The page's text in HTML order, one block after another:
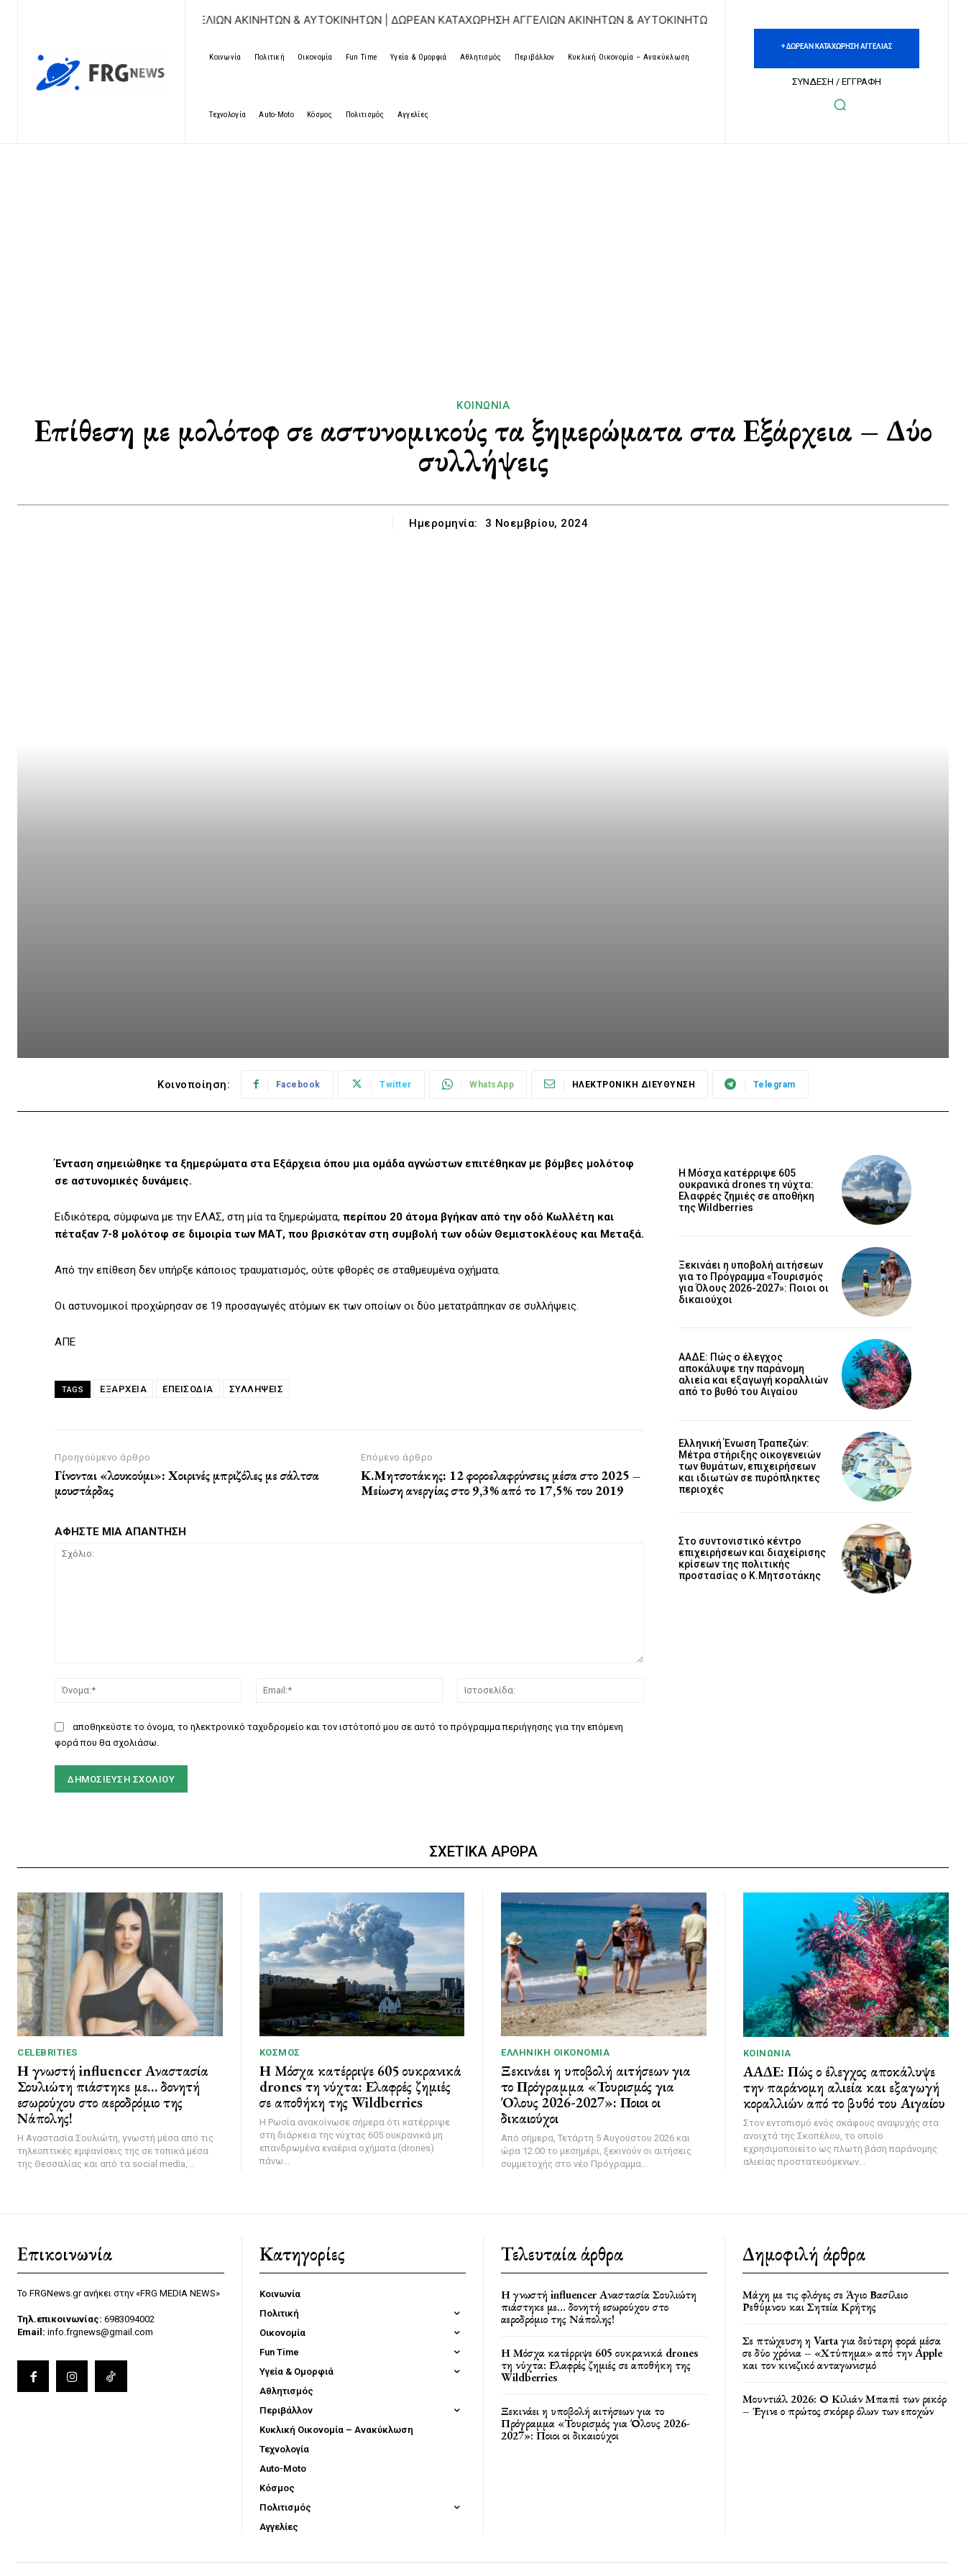
ΔΩΡΕΑΝ ΚΑΤΑΧΩΡΗΣΗ ΑΓΓΕΛΙΩΝ ΑΚΙΝΗΤΩΝ & ΑΥΤΟΚΙΝΗΤΩΝ | ΔΩΡΕΑΝ ΚΑΤΑΧΩΡΗΣΗ ΑΓΓΕΛΙΩΝ ΑΚΙΝΗΤΩΝ & ΑΥΤΟΚΙΝΗΤΩΝ | ΔΩΡΕΑΝ ΚΑΤΑΧΩΡΗΣΗ ΑΓΓΕΛΙΩΝ ΑΚΙΝΗΤΩΝ &
Κοινωνία Πολιτική Οικονομία Fun Time Υγεία & Ομορφιά Αθλητισμός Περιβάλλον Κυκλική Οικονομία – Ανακύκλωση
Τεχνολογία Auto-Moto Κόσμος Πολιτισμός Αγγελίες
+ ΔΩΡΕΑΝ ΚΑΤΑΧΩΡΗΣΗ ΑΓΓΕΛΙΑΣ
ΣΥΝΔΕΣΗ / ΕΓΓΡΑΦΗ
ΚΟΙΝΩΝΊΑ
Επίθεση με μολότοφ σε αστυνομικούς τα ξημερώματα στα Εξάρχεια – Δύο
συλλήψεις
Ημερομηνία: 3 Νοεμβρίου, 2024
Κοινοποίηση: Facebook Twitter WhatsApp ΗΛΕΚΤΡΟΝΙΚΗ ΔΙΕΥΘΥΝΣΗ Telegram
Ένταση σημειώθηκε τα ξημερώματα στα Εξάρχεια όπου μια ομάδα αγνώστων επιτέθηκαν με βόμβες μολότοφ
σε αστυνομικές δυνάμεις.
Ειδικότερα, σύμφωνα με την ΕΛΑΣ, στη μία τα ξημερώματα, περίπου 20 άτομα βγήκαν από την οδό Κωλλέτη και
πέταξαν 7-8 μολότοφ σε διμοιρία των ΜΑΤ, που βρισκόταν στη συμβολή των οδών Θεμιστοκλέους και Μεταξά.
Από την επίθεση δεν υπήρξε κάποιος τραυματισμός, ούτε φθορές σε σταθμευμένα οχήματα.
Οι αστυνομικοί προχώρησαν σε 19 προσαγωγές ατόμων εκ των οποίων οι δύο μετατράπηκαν σε συλλήψεις.
ΑΠΕ
TAGS ΕΞΆΡΧΕΙΑ ΕΠΕΙΣΌΔΙΑ ΣΥΛΛΗΨΕΙΣ
Προηγούμενο άρθρο
Γίνονται «λουκούμι»: Χοιρινές μπριζόλες με σάλτσα
μουστάρδας
Επόμενο άρθρο
Κ.Μητσοτάκης: 12 φοροελαφρύνσεις μέσα στο 2025 –
Μείωση ανεργίας στο 9,3% από το 17,5% του 2019
ΑΦΗΣΤΕ ΜΙΑ ΑΠΑΝΤΗΣΗ
Όνομα:*
Email:*
αποθηκεύστε το όνομα, το ηλεκτρονικό ταχυδρομείο και τον ιστότοπό μου σε αυτό το πρόγραμμα περιήγησης για την επόμενη
φορά που θα σχολιάσω.
Η Μόσχα κατέρριψε 605
ουκρανικά drones τη νύχτα:
Ελαφρές ζημιές σε αποθήκη
της Wildberries
Ξεκινάει η υποβολή αιτήσεων
για το Πρόγραμμα «Τουρισμός
για Όλους 2026-2027»: Ποιοι οι
δικαιούχοι
ΑΑΔΕ: Πώς ο έλεγχος
αποκάλυψε την παράνομη
αλιεία και εξαγωγή κοραλλιών
από το βυθό του Αιγαίου
Ελληνική Ένωση Τραπεζών:
Μέτρα στήριξης οικογενειών
των θυμάτων, επιχειρήσεων
και ιδιωτών σε πυρόπληκτες
περιοχές
Στο συντονιστικό κέντρο
επιχειρήσεων και διαχείρισης
κρίσεων της πολιτικής
προστασίας ο Κ.Μητσοτάκης
ΣΧΕΤΙΚΑ ΑΡΘΡΑ
CELEBRITIES
Η γνωστή influencer Αναστασία
Σουλιώτη πιάστηκε με… δονητή
εσωρούχου στο αεροδρόμιο της
Νάπολης!
Η Αναστασία Σουλιώτη, γνωστή μέσα από τις
τηλεοπτικές εμφανίσεις της σε τοπικά μέσα
της Θεσσαλίας και από τα social media,...
ΚΌΣΜΟΣ
Η Μόσχα κατέρριψε 605 ουκρανικά
drones τη νύχτα: Ελαφρές ζημιές
σε αποθήκη της Wildberries
Η Ρωσία ανακοίνωσε σήμερα ότι κατέρριψε
στη διάρκεια της νύχτας 605 ουκρανικά μη
επανδρωμένα εναέρια οχήματα (drones)
πάνω...
ΕΛΛΗΝΙΚΉ ΟΙΚΟΝΟΜΊΑ
Ξεκινάει η υποβολή αιτήσεων για
το Πρόγραμμα «Τουρισμός για
Όλους 2026-2027»: Ποιοι οι
δικαιούχοι
Από σήμερα, Τετάρτη 5 Αυγούστου 2026 και
ώρα 12:00 το μεσημέρι, ξεκινούν οι αιτήσεις
συμμετοχής στο νέο Πρόγραμμα...
ΚΟΙΝΩΝΊΑ
ΑΑΔΕ: Πώς ο έλεγχος αποκάλυψε
την παράνομη αλιεία και εξαγωγή
κοραλλιών από το βυθό του Αιγαίου
Στον εντοπισμό ενός σκάφους αναψυχής στα
ανοιχτά της Σκοπέλου, το οποίο
εχρησιμοποιείτο ως πλωτή βάση παράνομης
αλιείας προστατευόμενων...
Επικοινωνία
Το FRGNews.gr ανήκει στην «FRG MEDIA NEWS»
Τηλ.επικοινωνίας: 6983094002
Email: info.frgnews@gmail.com
Κατηγορίες
Κοινωνία
Πολιτική
Οικονομία
Fun Time
Υγεία & Ομορφιά
Αθλητισμός
Περιβάλλον
Κυκλική Οικονομία – Ανακύκλωση
Τεχνολογία
Auto-Moto
Κόσμος
Πολιτισμός
Αγγελίες
Τελευταία άρθρα
Η γνωστή influencer Αναστασία Σουλιώτη
πιάστηκε με… δονητή εσωρούχου στο
αεροδρόμιο της Νάπολης!
Η Μόσχα κατέρριψε 605 ουκρανικά drones
τη νύχτα: Ελαφρές ζημιές σε αποθήκη της
Wildberries
Ξεκινάει η υποβολή αιτήσεων για το
Πρόγραμμα «Τουρισμός για Όλους 2026-
2027»: Ποιοι οι δικαιούχοι
Δημοφιλή άρθρα
Μάχη με τις φλόγες σε Άγιο Βασίλειο
Ρεθύμνου και Σητεία Κρήτης
Σε πτώχευση η Varta για δεύτερη φορά μέσα
σε δύο χρόνια – «Χτύπημα» από την Apple
και τον κινεζικό ανταγωνισμό
Μουντιάλ 2026: Ο Κιλιάν Μπαπέ των ρεκόρ
– Έγινε ο πρώτος σκόρερ όλων των εποχών